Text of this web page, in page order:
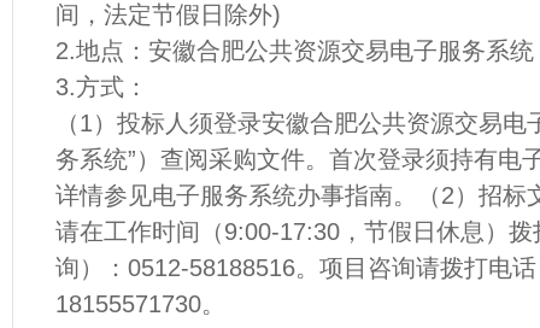
间，法定节假日除外)
2.地点：安徽合肥公共资源交易电子服务系统
3.方式：
（1）投标人须登录安徽合肥公共资源交易
务系统”）查阅采购文件。首次登录须持有电
详情参见电子服务系统办事指南。（2）招标
请在工作时间（9:00-17:30，节假日休息）
询）：0512-58188516。项目咨询请拨打电
18155571730。